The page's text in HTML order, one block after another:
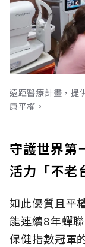
遠距醫療計畫，提
康平權。
守護世界第
活力「不老
如此優質且平
能連續8年蟬
保健指數冠軍